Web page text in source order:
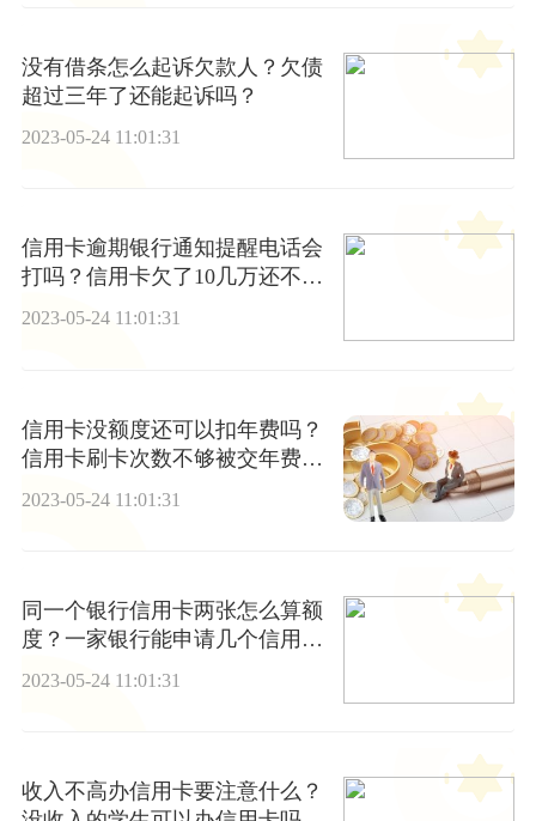
没有借条怎么起诉欠款人？欠债
超过三年了还能起诉吗？
2023-05-24 11:01:31
信用卡逾期银行通知提醒电话会
打吗？信用卡欠了10几万还不起
怎么办？
2023-05-24 11:01:31
信用卡没额度还可以扣年费吗？
信用卡刷卡次数不够被交年费怎
2023-05-24 11:01:31
同一个银行信用卡两张怎么算额
度？一家银行能申请几个信用
2023-05-24 11:01:31
收入不高办信用卡要注意什么？